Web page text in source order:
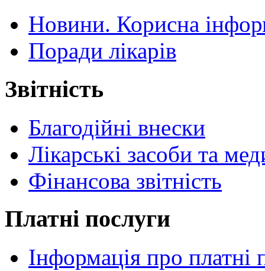
Новини. Корисна
Поради лікарів
Звітність
Благодійні внески
Лікарські засоби та
Фінансова звітність
Платні послуги
Інформація про платні